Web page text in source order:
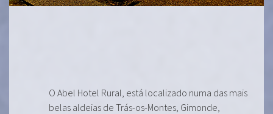
O Abel Hotel Rural, está localizado numa das mais
belas aldeias de Trás-os-Montes, Gimonde,